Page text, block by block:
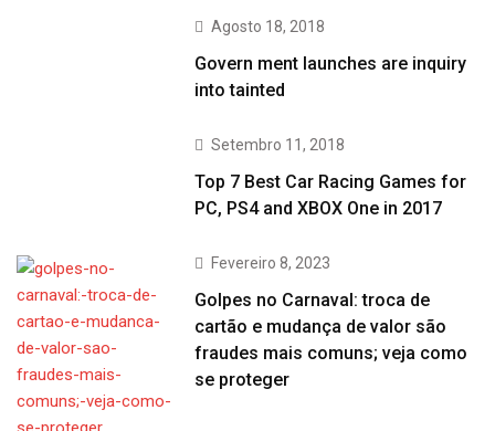
Agosto 18, 2018
Govern ment launches are inquiry
into tainted
Setembro 11, 2018
Top 7 Best Car Racing Games for
PC, PS4 and XBOX One in 2017
Fevereiro 8, 2023
Golpes no Carnaval: troca de
cartão e mudança de valor são
fraudes mais comuns; veja como
se proteger